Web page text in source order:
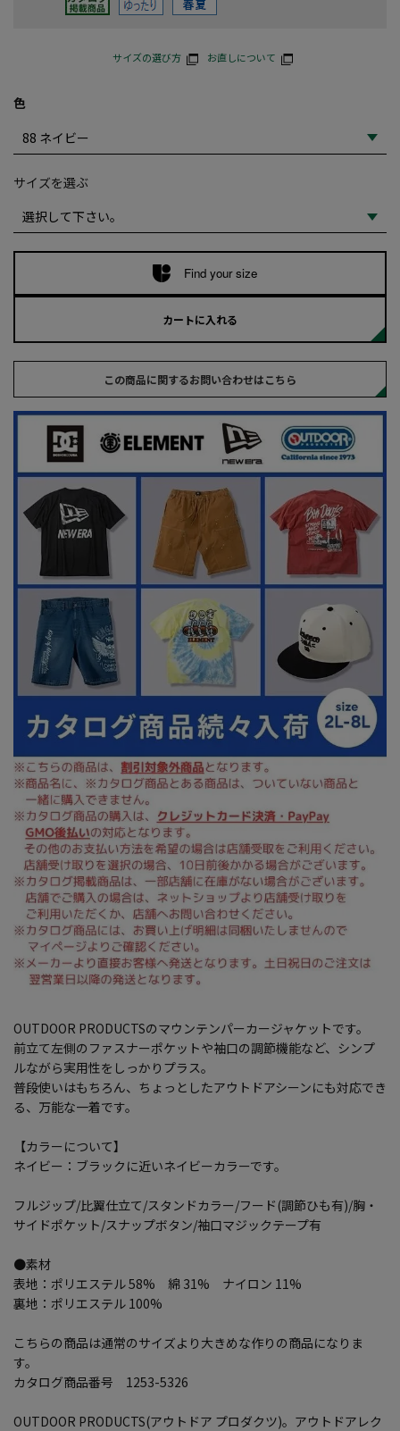
サイズの選び方 お直しについて
色
サイズを選ぶ
Find your size
カートに入れる
この商品に関するお問い合わせはこちら
OUTDOOR PRODUCTSのマウンテンパーカージャケットです。
前立て左側のファスナーポケットや袖口の調節機能など、シンプ
ルながら実用性をしっかりプラス。
普段使いはもちろん、ちょっとしたアウトドアシーンにも対応でき
る、万能な一着です。
【カラーについて】
ネイビー：ブラックに近いネイビーカラーです。
フルジップ/比翼仕立て/スタンドカラー/フード(調節ひも有)/胸・
サイドポケット/スナップボタン/袖口マジックテープ有
●素材
表地：ポリエステル 58% 綿 31% ナイロン 11%
裏地：ポリエステル 100%
こちらの商品は通常のサイズより大きめな作りの商品になりま
す。
カタログ商品番号 1253-5326
OUTDOOR PRODUCTS(アウトドア プロダクツ)。アウトドアレク